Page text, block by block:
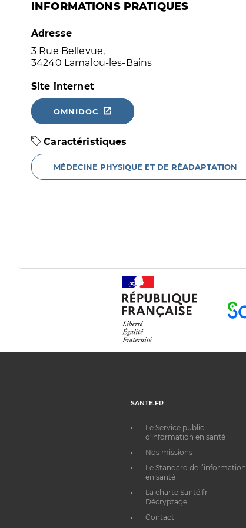
INFORMATIONS PRATIQUES
Adresse
3 Rue Bellevue,
34240 Lamalou-les-Bains
Site internet
OMNIDOC
Caractéristiques
MÉDECINE PHYSIQUE ET DE RÉADAPTATION
SANTE.FR
Le Service public
d'information en santé
Nos missions
Le Standard de l’information
en santé
La charte Santé.fr
Décryptage
Contact